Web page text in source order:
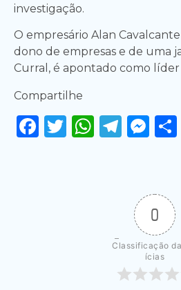
investigação.
O empresário Alan
dono de empresas e de uma
Curral, é apontado como
Compartilhe
Facebook
Twitter
0
Classificação
ícias